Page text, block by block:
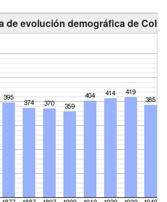
de evolución demográfica de